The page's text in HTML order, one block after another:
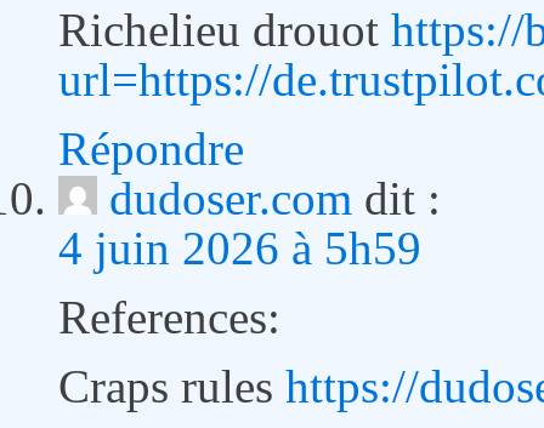
Richelieu drouot https://
url=https://
Répondre
dudoser.com dit :
4 juin 2026 à 5h59
References:
Craps rules https://